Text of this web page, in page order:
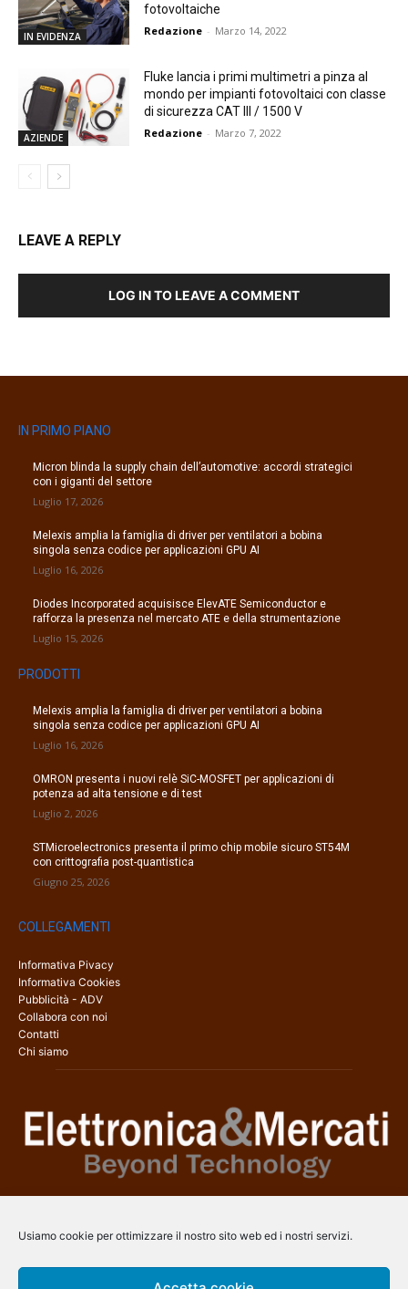
Usiamo cookie per ottimizzare il nostro sito web ed i nostri servizi.
IN EVIDENZA
fotovoltaiche
Redazione - Marzo 14, 2022
AZIENDE
Fluke lancia i primi multimetri a pinza al
mondo per impianti fotovoltaici con classe
di sicurezza CAT III / 1500 V
Redazione - Marzo 7, 2022
LEAVE A REPLY
LOG IN TO LEAVE A COMMENT
IN PRIMO PIANO
Micron blinda la supply chain dell’automotive: accordi strategici
con i giganti del settore
Luglio 17, 2026
Melexis amplia la famiglia di driver per ventilatori a bobina
singola senza codice per applicazioni GPU AI
Luglio 16, 2026
Diodes Incorporated acquisisce ElevATE Semiconductor e
rafforza la presenza nel mercato ATE e della strumentazione
Luglio 15, 2026
PRODOTTI
Melexis amplia la famiglia di driver per ventilatori a bobina
singola senza codice per applicazioni GPU AI
Luglio 16, 2026
OMRON presenta i nuovi relè SiC-MOSFET per applicazioni di
potenza ad alta tensione e di test
Luglio 2, 2026
STMicroelectronics presenta il primo chip mobile sicuro ST54M
con crittografia post-quantistica
Giugno 25, 2026
COLLEGAMENTI
Informativa Pivacy
Informativa Cookies
Pubblicità - ADV
Collabora con noi
Contatti
Chi siamo
una copertura a 360° che coinvolge tecnologie, prodotti, mercati e